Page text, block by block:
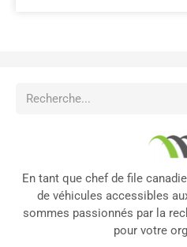
En tant que chef de file
de véhicules accessibles
sommes passionnés par la
pour votre